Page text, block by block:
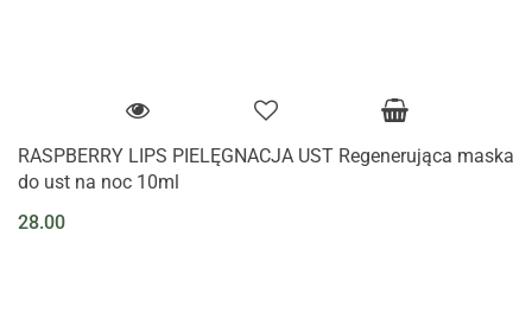
RASPBERRY LIPS PIELĘGNACJA UST Regenerująca maska
do ust na noc 10ml
28.00